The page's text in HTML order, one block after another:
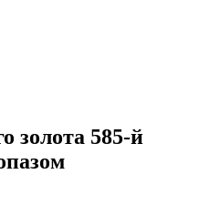
золота 585-й